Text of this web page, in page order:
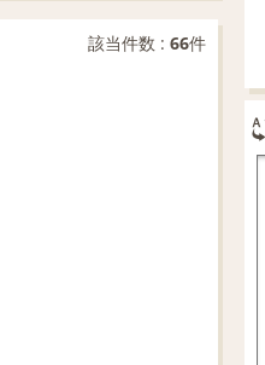
該当件数 : 66件